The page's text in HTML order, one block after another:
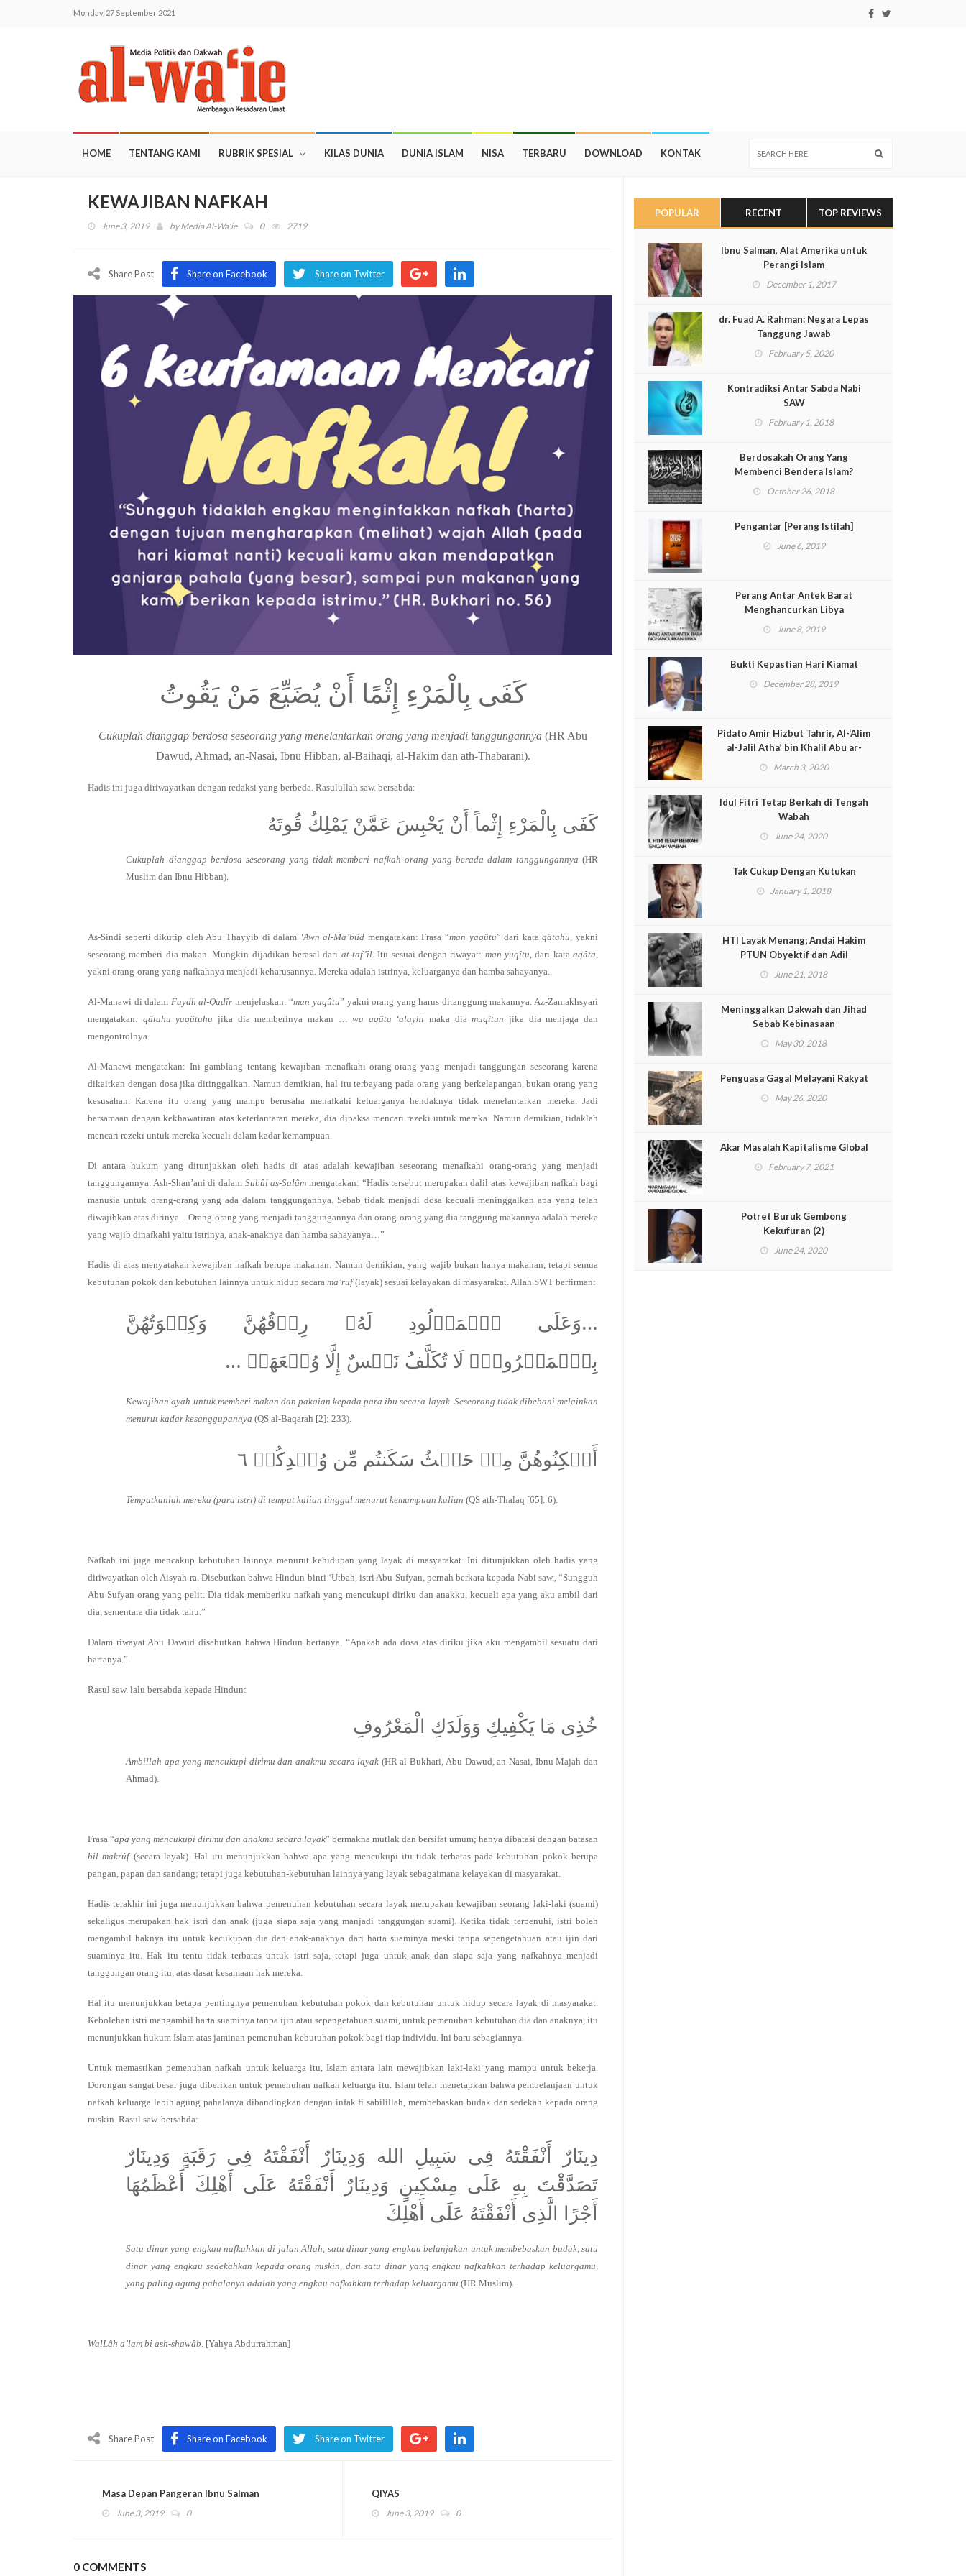
Monday, 27 September 2021
HOME TENTANG KAMI RUBRIK SPESIAL KILAS DUNIA DUNIA ISLAM NISA TERBARU DOWNLOAD KONTAK
KEWAJIBAN NAFKAH
June 3, 2019 byMedia Al-Wa'ie 0 2719
Share Post Share on Facebook Share on Twitter
كَفَى بِالْمَرْءِ إِثْمًا أَنْ يُضَيِّعَ مَنْ يَقُوتُ
Cukuplah dianggap berdosa seseorang yang menelantarkan orang yang menjadi tanggungannya (HR Abu
Dawud, Ahmad, an-Nasai, Ibnu Hibban, al-Baihaqi, al-Hakim dan ath-Thabarani).
Hadis ini juga diriwayatkan dengan redaksi yang berbeda. Rasulullah saw. bersabda:
كَفَى بِالْمَرْءِ إِثْماً أَنْ يَحْبِسَ عَمَّنْ يَمْلِكُ قُوتَهُ
Cukuplah dianggap berdosa seseorang yang tidak memberi nafkah orang yang berada dalam tanggungannya (HR
Muslim dan Ibnu Hibban).
As-Sindi seperti dikutip oleh Abu Thayyib di dalam ‘Awn al-Ma’bûd mengatakan: Frasa “man yaqûtu” dari kataqâtahu, yakni
seseorang memberi dia makan. Mungkin dijadikan berasal dari at-taf’îl. Itu sesuai dengan riwayat: man yuqîtu, dari kataaqâta,
yakni orang-orang yang nafkahnya menjadi keharusannya. Mereka adalah istrinya, keluarganya dan hamba sahayanya.
Al-Manawi di dalam Faydh al-Qadîr menjelaskan: “man yaqûtu” yakni orang yang harus ditanggung makannya. Az-Zamakhsyari
mengatakan: qâtahu yaqûtuhu jika dia memberinya makan …wa aqâta ‘alayhi maka diamuqîtun jika dia menjaga dan
mengontrolnya.
Al-Manawi mengatakan: Ini gamblang tentang kewajiban menafkahi orang-orang yang menjadi tanggungan seseorang karena
dikaitkan dengan dosa jika ditinggalkan. Namun demikian, hal itu terbayang pada orang yang berkelapangan, bukan orang yang
kesusahan. Karena itu orang yang mampu berusaha menafkahi keluarganya hendaknya tidak menelantarkan mereka. Jadi
bersamaan dengan kekhawatiran atas keterlantaran mereka, dia dipaksa mencari rezeki untuk mereka. Namun demikian, tidaklah
mencari rezeki untuk mereka kecuali dalam kadar kemampuan.
Di antara hukum yang ditunjukkan oleh hadis di atas adalah kewajiban seseorang menafkahi orang-orang yang menjadi
tanggungannya. Ash-Shan’ani di dalam Subûl as-Salâm mengatakan: “Hadis tersebut merupakan dalil atas kewajiban nafkah bagi
manusia untuk orang-orang yang ada dalam tanggungannya. Sebab tidak menjadi dosa kecuali meninggalkan apa yang telah
diwajibkan atas dirinya…Orang-orang yang menjadi tanggungannya dan orang-orang yang dia tanggung makannya adalah mereka
yang wajib dinafkahi yaitu istrinya, anak-anaknya dan hamba sahayanya…”
Hadis di atas menyatakan kewajiban nafkah berupa makanan. Namun demikian, yang wajib bukan hanya makanan, tetapi semua
kebutuhan pokok dan kebutuhan lainnya untuk hidup secara ma’ruf(layak) sesuai kelayakan di masyarakat. Allah SWT berfirman:
…وَعَلَى ٱلۡمَوۡلُودِ لَهُۥ رِزۡقُهُنَّ وَكِسۡوَتُهُنَّ
بِٱلۡمَعۡرُوفِۚ لَا تُكَلَّفُ نَفۡسٌ إِلَّا وُسۡعَهَاۚ …
Kewajiban ayah untuk memberi makan dan pakaian kepada para ibu secara layak. Seseorang tidak dibebani melainkan
menurut kadar kesanggupannya (QS al-Baqarah [2]: 233).
أَسۡكِنُوهُنَّ مِنۡ حَيۡثُ سَكَنتُم مِّن وُجۡدِكُمۡ ٦
Tempatkanlah mereka (para istri) di tempat kalian tinggal menurut kemampuan kalian(QS ath-Thalaq [65]: 6).
Nafkah ini juga mencakup kebutuhan lainnya menurut kehidupan yang layak di masyarakat. Ini ditunjukkan oleh hadis yang
diriwayatkan oleh Aisyah ra. Disebutkan bahwa Hindun binti ‘Utbah, istri Abu Sufyan, pernah berkata kepada Nabi saw., “Sungguh
Abu Sufyan orang yang pelit. Dia tidak memberiku nafkah yang mencukupi diriku dan anakku, kecuali apa yang aku ambil dari
dia, sementara dia tidak tahu.”
Dalam riwayat Abu Dawud disebutkan bahwa Hindun bertanya, “Apakah ada dosa atas diriku jika aku mengambil sesuatu dari
hartanya.”
Rasul saw. lalu bersabda kepada Hindun:
خُذِى مَا يَكْفِيكِ وَوَلَدَكِ الْمَعْرُوفِ
Ambillah apa yang mencukupi dirimu dan anakmu secara layak (HR al-Bukhari, Abu Dawud, an-Nasai, Ibnu Majah dan
Ahmad).
Frasa “apa yang mencukupi dirimu dan anakmu secara layak” bermakna mutlak dan bersifat umum; hanya dibatasi dengan batasan
bil makrûf(secara layak). Hal itu menunjukkan bahwa apa yang mencukupi itu tidak terbatas pada kebutuhan pokok berupa
pangan, papan dan sandang; tetapi juga kebutuhan-kebutuhan lainnya yang layak sebagaimana kelayakan di masyarakat.
Hadis terakhir ini juga menunjukkan bahwa pemenuhan kebutuhan secara layak merupakan kewajiban seorang laki-laki (suami)
sekaligus merupakan hak istri dan anak (juga siapa saja yang manjadi tanggungan suami). Ketika tidak terpenuhi, istri boleh
mengambil haknya itu untuk kecukupan dia dan anak-anaknya dari harta suaminya meski tanpa sepengetahuan atau ijin dari
suaminya itu. Hak itu tentu tidak terbatas untuk istri saja, tetapi juga untuk anak dan siapa saja yang nafkahnya menjadi
tanggungan orang itu, atas dasar kesamaan hak mereka.
Hal itu menunjukkan betapa pentingnya pemenuhan kebutuhan pokok dan kebutuhan untuk hidup secara layak di masyarakat.
Kebolehan istri mengambil harta suaminya tanpa ijin atau sepengetahuan suami, untuk pemenuhan kebutuhan dia dan anaknya, itu
menunjukkan hukum Islam atas jaminan pemenuhan kebutuhan pokok bagi tiap individu. Ini baru sebagiannya.
Untuk memastikan pemenuhan nafkah untuk keluarga itu, Islam antara lain mewajibkan laki-laki yang mampu untuk bekerja.
Dorongan sangat besar juga diberikan untuk pemenuhan nafkah keluarga itu. Islam telah menetapkan bahwa pembelanjaan untuk
nafkah keluarga lebih agung pahalanya dibandingkan dengan infak fi sabilillah, membebaskan budak dan sedekah kepada orang
miskin. Rasul saw. bersabda:
دِينَارٌ أَنْفَقْتَهُ فِى سَبِيلِ الله وَدِينَارٌ أَنْفَقْتَهُ فِى رَقَبَةٍ وَدِينَارٌ
تَصَدَّقْتَ بِهِ عَلَى مِسْكِينٍ وَدِينَارٌ أَنْفَقْتَهُ عَلَى أَهْلِكَ أَعْظَمُهَا
أَجْرًا الَّذِى أَنْفَقْتَهُ عَلَى أَهْلِكَ
Satu dinar yang engkau nafkahkan di jalan Allah, satu dinar yang engkau belanjakan untuk membebaskan budak, satu
dinar yang engkau sedekahkan kepada orang miskin, dan satu dinar yang engkau nafkahkan terhadap keluargamu,
yang paling agung pahalanya adalah yang engkau nafkahkan terhadap keluargamu(HR Muslim).
WalLâh a’lam bi ash-shawâb. [Yahya Abdurrahman]
Share Post Share on Facebook Share on Twitter
Masa Depan Pangeran Ibnu Salman
June 3, 2019 0
QIYAS
June 3, 2019 0
0 COMMENTS
POPULAR RECENT TOP REVIEWS
Ibnu Salman, Alat Amerika untuk
Perangi Islam
December 1, 2017
dr. Fuad A. Rahman: Negara Lepas
Tanggung Jawab
February 5, 2020
Kontradiksi Antar Sabda Nabi
SAW
February 1, 2018
Berdosakah Orang Yang
Membenci Bendera Islam?
October 26, 2018
Pengantar [Perang Istilah]
June 6, 2019
Perang Antar Antek Barat
Menghancurkan Libya
June 8, 2019
Bukti Kepastian Hari Kiamat
December 28, 2019
Pidato Amir Hizbut Tahrir, Al-‘Alim
al-Jalil Atha’ bin Khalil Abu ar-
Rasytah, Pada Peringatan
March 3, 2020
Idul Fitri Tetap Berkah di Tengah
Wabah
June 24, 2020
Tak Cukup Dengan Kutukan
January 1, 2018
HTI Layak Menang; Andai Hakim
PTUN Obyektif dan Adil
June 21, 2018
Meninggalkan Dakwah dan Jihad
Sebab Kebinasaan
May 30, 2018
Penguasa Gagal Melayani Rakyat
May 26, 2020
Akar Masalah Kapitalisme Global
February 7, 2021
Potret Buruk Gembong
Kekufuran (2)
June 24, 2020